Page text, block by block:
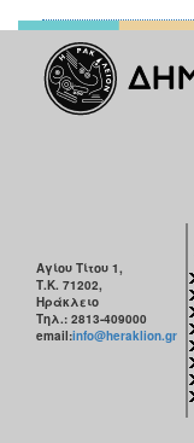
Αγίου Τίτου 1,
Τ.Κ. 71202,
Ηράκλειο
Τηλ.: 2813-409000
email:info@heraklion.gr